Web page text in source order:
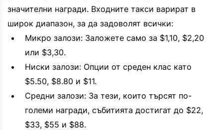
значителни награди. Входните такси варират в
широк диапазон, за да задоволят всички:
Микро залози: Заложете само за $1,10, $2,20
или $3,30.
Ниски залози: Опции от среден клас като
$5.50, $8.80 и $11.
Средни залози: За тези, които търсят по-
големи награди, събитията достигат до $22,
$33, $55 и $88.